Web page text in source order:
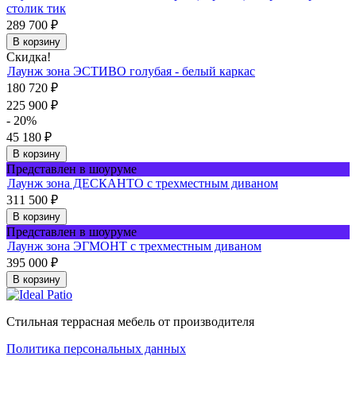
столик тик
289 700 ₽
В корзину
Скидка!
Лаунж зона ЭСТИВО голубая - белый каркас
180 720 ₽
225 900 ₽
- 20%
45 180 ₽
В корзину
Представлен в шоуруме
Лаунж зона ДЕСКАНТО с трехместным диваном
311 500 ₽
В корзину
Представлен в шоуруме
Лаунж зона ЭГМОНТ с трехместным диваном
395 000 ₽
В корзину
Стильная террасная мебель от производителя
Политика персональных данных